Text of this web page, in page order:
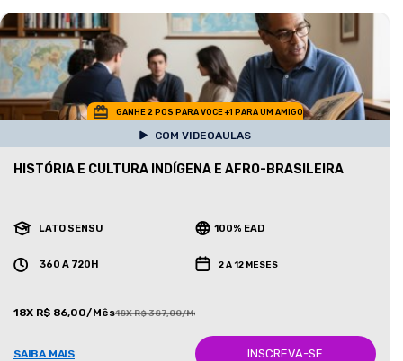
GANHE 2 POS PARA VOCE +1 PARA UM AMIGO
COM VIDEOAULAS
HISTÓRIA E CULTURA INDÍGENA E AFRO-BRASILEIRA
LATO SENSU 100% EAD
360 A 720H 2 A 12 MESES
18X R$ 86,00/Mês18X R$ 387,00/Mês
SAIBA MAIS INSCREVA-SE